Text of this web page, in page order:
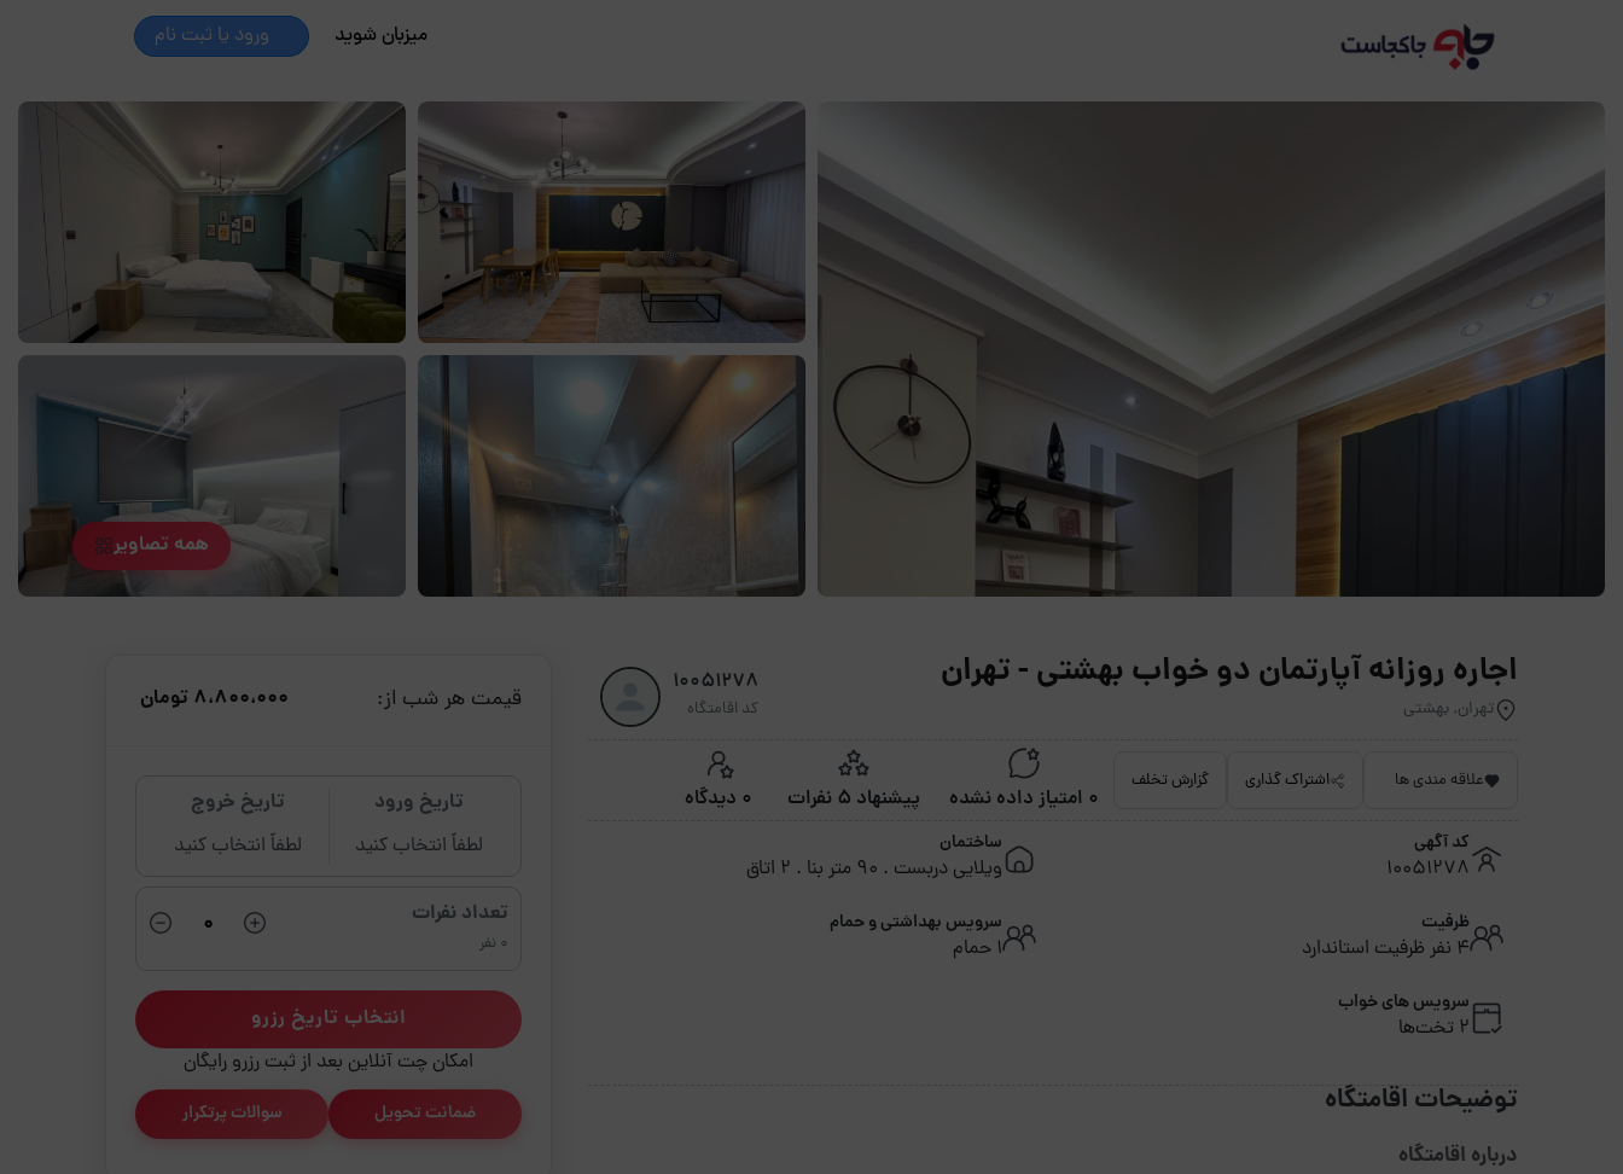
میزبان شوید ورود یا ثبت نام
همه تصاویر
اجاره روزانه آپارتمان دو خواب بهشتی - تهران
تهران, بهشتی
10051278
کد اقامتگاه
علاقه مندی ها اشتراک گذاری گزارش تخلف
0 امتیاز داده نشده پیشنهاد 5 نفرات 0 دیدگاه
کد آگهی
10051278
ساختمان
ویلایی دربست . 90 متر بنا . 2 اتاق
ظرفیت
4 نفر ظرفیت استاندارد
سرویس بهداشتی و حمام
1 حمام
سرویس های خواب
2 تخت‌ها
توضیحات اقامتگاه
درباره‌ اقامتگاه
قیمت هر شب از: 8،800،000 تومان
تاریخ ورود
لطفاً انتخاب کنید
تاریخ خروج
لطفاً انتخاب کنید
تعداد نفرات
0 نفر
انتخاب تاریخ رزرو
امکان چت آنلاین بعد از ثبت رزرو رایگان
ضمانت تحویل سوالات پرتکرار